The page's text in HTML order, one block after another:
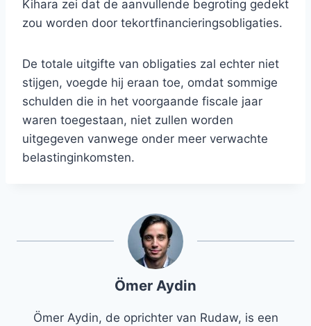
Kihara zei dat de aanvullende begroting gedekt
zou worden door tekortfinancieringsobligaties.
De totale uitgifte van obligaties zal echter niet
stijgen, voegde hij eraan toe, omdat sommige
schulden die in het voorgaande fiscale jaar
waren toegestaan, niet zullen worden
uitgegeven vanwege onder meer verwachte
belastinginkomsten.
Ömer Aydin
Ömer Aydin, de oprichter van Rudaw, is een